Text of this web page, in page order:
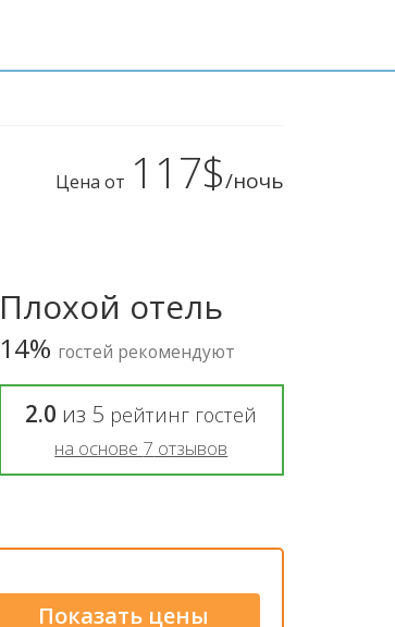
Цена от 117$/ночь
Плохой отель
14% гостей рекомендуют
2.0 из 5 рейтинг гостей
на основе 7 отзывов